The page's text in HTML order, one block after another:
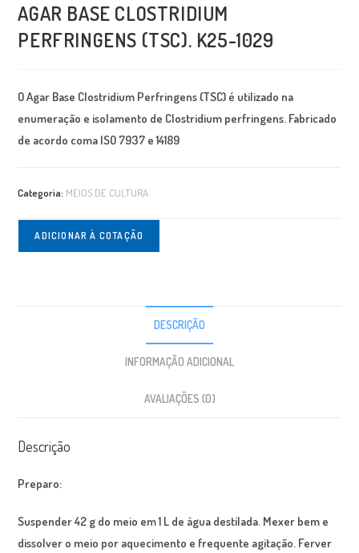
AGAR BASE CLOSTRIDIUM
PERFRINGENS (TSC). K25-1029
O Agar Base Clostridium Perfringens (TSC) é utilizado na
enumeração e isolamento de Clostridium perfringens. Fabricado
de acordo coma ISO 7937 e 14189
Categoria: MEIOS DE CULTURA
ADICIONAR À COTAÇÃO
DESCRIÇÃO
INFORMAÇÃO ADICIONAL
AVALIAÇÕES (0)
Descrição
Preparo:
Suspender 42 g do meio em 1 L de água destilada. Mexer bem e
dissolver o meio por aquecimento e frequente agitação. Ferver